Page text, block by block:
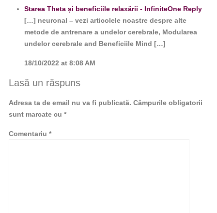
Starea Theta și beneficiile relaxării - InfiniteOne Reply
[…] neuronal – vezi articolele noastre despre alte
metode de antrenare a undelor cerebrale, Modularea
undelor cerebrale and Beneficiile Mind […]
18/10/2022 at 8:08 AM
Lasă un răspuns
Adresa ta de email nu va fi publicată. Câmpurile obligatorii
sunt marcate cu *
Comentariu *